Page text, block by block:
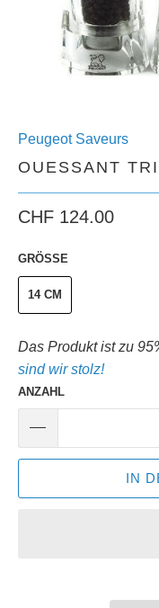
Peugeot Saveurs
OUESSANT
CHF 124.00
GRÖSSE
14 CM
Das Produkt ist zu
sind wir stolz!
ANZAHL
IN